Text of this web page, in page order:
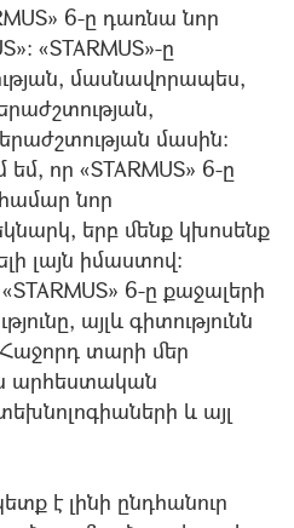
6-ը դառնա նոր
«STARMUS»-ը
մասնավորապես,
մասին:
որ «STARMUS» 6-ը
նոր
երբ մենք կխոսենք
լայն իմաստով:
6-ը քաջալերի
այլև գիտությունն
տարի մեր
արհեստական
և այլ
է լինի ընդհանուր